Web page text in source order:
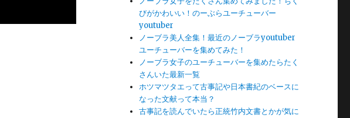
びがかわいい！のーぶらユーチューバー
youtuber
ノーブラ美人全集！最近のノーブラyoutuber
ユーチューバーを集めてみた！
ノーブラ女子のユーチューバーを集めたらたく
さんいた最新一覧
ホツマツタエって古事記や日本書紀のベースに
なった文献って本当？
古事記を読んでいたら正統竹内文書とかが気に